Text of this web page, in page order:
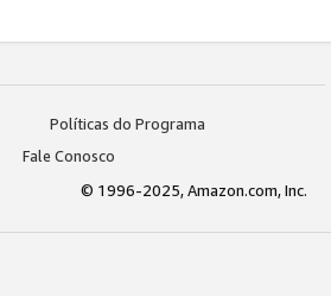
Políticas do Programa
Fale Conosco
© 1996-2025, Amazon.com, Inc.